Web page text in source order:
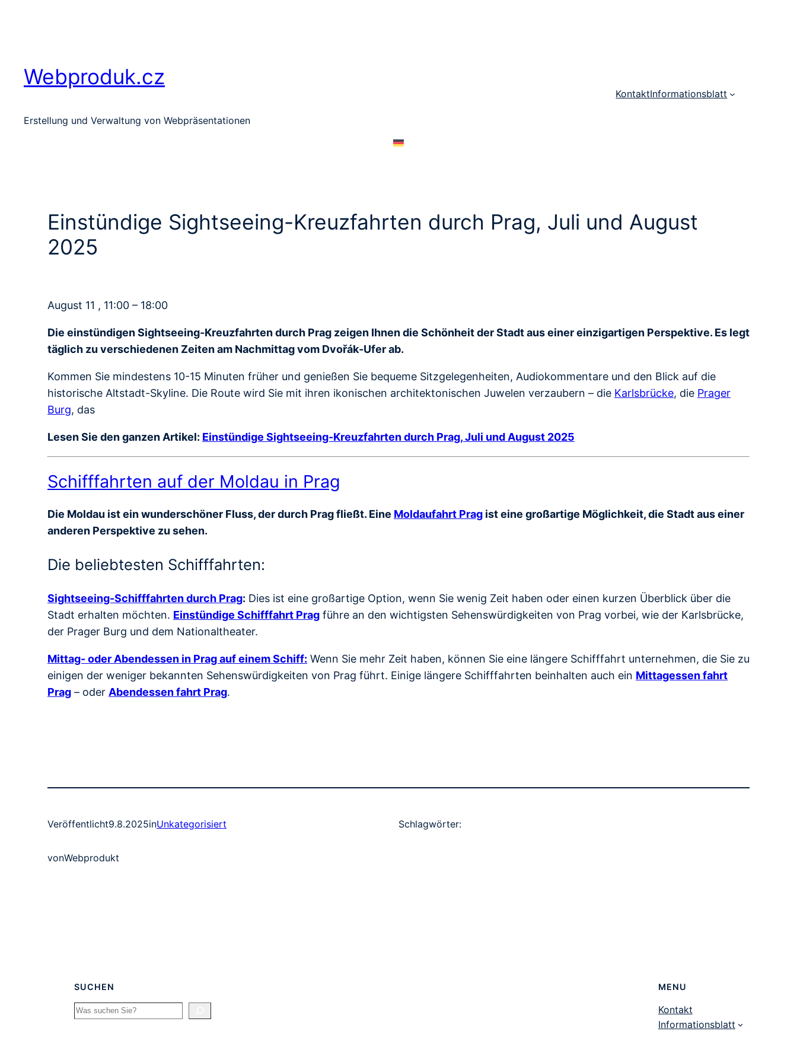
Webproduk.cz
Erstellung und Verwaltung von Webpräsentationen
KontaktInformationsblatt
Einstündige Sightseeing-Kreuzfahrten durch Prag, Juli und August
2025
August 11 , 11:00 – 18:00
Die einstündigen Sightseeing-Kreuzfahrten durch Prag zeigen Ihnen die Schönheit der Stadt aus einer einzigartigen Perspektive. Es legt
täglich zu verschiedenen Zeiten am Nachmittag vom Dvořák-Ufer ab.
Kommen Sie mindestens 10-15 Minuten früher und genießen Sie bequeme Sitzgelegenheiten, Audiokommentare und den Blick auf die
historische Altstadt-Skyline. Die Route wird Sie mit ihren ikonischen architektonischen Juwelen verzaubern – die Karlsbrücke, die Prager
Burg, das
Lesen Sie den ganzen Artikel: Einstündige Sightseeing-Kreuzfahrten durch Prag, Juli und August 2025
Schifffahrten auf der Moldau in Prag
Die Moldau ist ein wunderschöner Fluss, der durch Prag fließt. Eine Moldaufahrt Prag ist eine großartige Möglichkeit, die Stadt aus einer
anderen Perspektive zu sehen.
Die beliebtesten Schifffahrten:
Sightseeing-Schifffahrten durch Prag: Dies ist eine großartige Option, wenn Sie wenig Zeit haben oder einen kurzen Überblick über die
Stadt erhalten möchten. Einstündige Schifffahrt Prag führe an den wichtigsten Sehenswürdigkeiten von Prag vorbei, wie der Karlsbrücke,
der Prager Burg und dem Nationaltheater.
Mittag- oder Abendessen in Prag auf einem Schiff: Wenn Sie mehr Zeit haben, können Sie eine längere Schifffahrt unternehmen, die Sie zu
einigen der weniger bekannten Sehenswürdigkeiten von Prag führt. Einige längere Schifffahrten beinhalten auch ein Mittagessen fahrt
Prag – oder Abendessen fahrt Prag.
Veröffentlicht9.8.2025inUnkategorisiert
vonWebprodukt
Schlagwörter:
SUCHEN
Search
MENU
Kontakt
Informationsblatt